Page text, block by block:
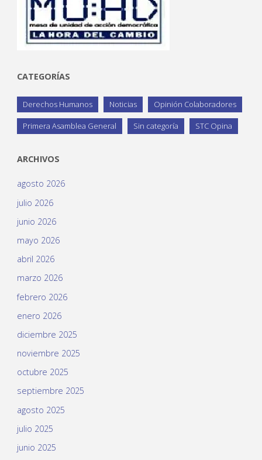
CATEGORÍAS
Derechos Humanos Noticias Opinión Colaboradores
Primera Asamblea General Sin categoría STC Opina
ARCHIVOS
agosto 2026
julio 2026
junio 2026
mayo 2026
abril 2026
marzo 2026
febrero 2026
enero 2026
diciembre 2025
noviembre 2025
octubre 2025
septiembre 2025
agosto 2025
julio 2025
junio 2025